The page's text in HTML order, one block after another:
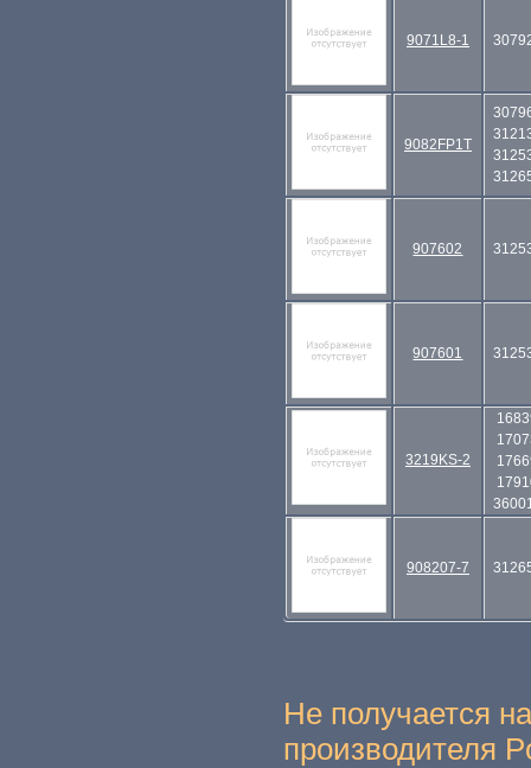
9071L8-1
9082FP1T
907602
907601
3219KS-2
908207-7
Не получается
производителя